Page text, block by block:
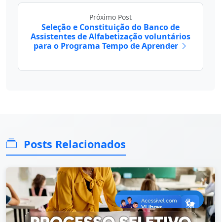
Próximo Post
Seleção e Constituição do Banco de
Assistentes de Alfabetização voluntários
para o Programa Tempo de Aprender
Posts Relacionados